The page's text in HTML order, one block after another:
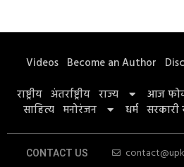
Videos Become an Author
राष्ट्रीय अंतर्राष्ट्रीय राज्य आज
साहित्य मनोरंजन धर्म सरकारी
CONTACT US